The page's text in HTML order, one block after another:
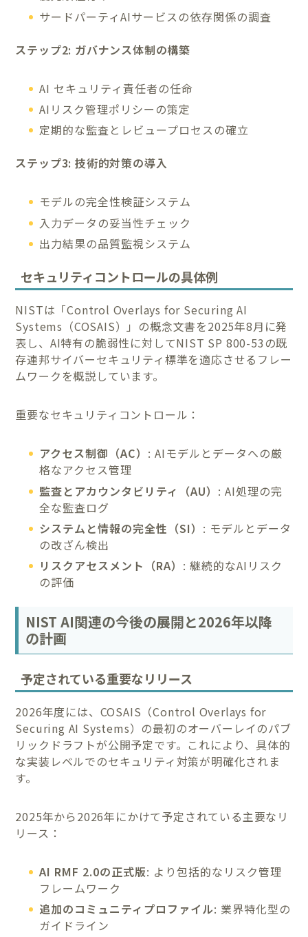
サードパーティAIサービスの依存関係の調査
ステップ2: ガバナンス体制の構築
AI セキュリティ責任者の任命
AIリスク管理ポリシーの策定
定期的な監査とレビュープロセスの確立
ステップ3: 技術的対策の導入
モデルの完全性検証システム
入力データの妥当性チェック
出力結果の品質監視システム
セキュリティコントロールの具体例
NISTは「Control Overlays for Securing AI
Systems（COSAIS）」の概念文書を2025年8月に発
表し、AI特有の脆弱性に対してNIST SP 800-53の既
存連邦サイバーセキュリティ標準を適応させるフレー
ムワークを概説しています。
重要なセキュリティコントロール：
アクセス制御（AC） : AIモデルとデータへの厳
格なアクセス管理
監査とアカウンタビリティ（AU） : AI処理の完
全な監査ログ
システムと情報の完全性（SI） : モデルとデータ
の改ざん検出
リスクアセスメント（RA） : 継続的なAIリスク
の評価
NIST AI関連の今後の展開と2026年以降
の計画
予定されている重要なリリース
2026年度には、COSAIS（Control Overlays for
Securing AI Systems）の最初のオーバーレイのパブ
リックドラフトが公開予定です。これにより、具体的
な実装レベルでのセキュリティ対策が明確化されま
す。
2025年から2026年にかけて予定されている主要なリ
リース：
AI RMF 2.0の正式版: より包括的なリスク管理
フレームワーク
追加のコミュニティプロファイル: 業界特化型の
ガイドライン